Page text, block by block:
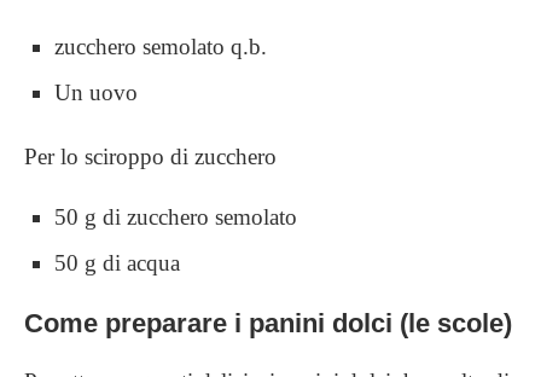
zucchero semolato q.b.
Un uovo
Per lo sciroppo di zucchero
50 g di zucchero semolato
50 g di acqua
Come preparare i panini dolci (le scole)